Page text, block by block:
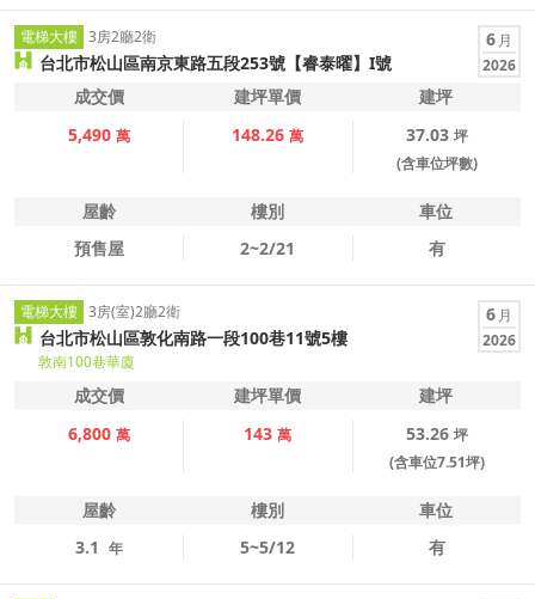
電梯大樓 3房2廳2衛
台北市松山區南京東路五段253號【睿泰曜】I號
6 月
2026
成交價 建坪單價
建坪
5,490 萬 148.26 萬 37.03 坪
(含車位坪數)
屋齡 樓別
車位
預售屋
2~2/21 有
電梯大樓 3房(室)2廳2衛
台北市松山區敦化南路一段100巷11號5樓
敦南100巷華廈
6 月
2026
成交價 建坪單價
建坪
6,800 萬 143 萬 53.26 坪
(含車位7.51坪)
屋齡 樓別
車位
3.1 年 5~5/12 有